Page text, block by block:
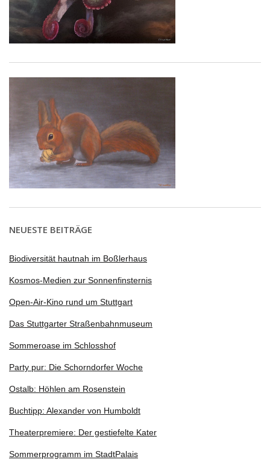
NEUESTE BEITRÄGE
Biodiversität hautnah im Boßlerhaus
Kosmos-Medien zur Sonnenfinsternis
Open-Air-Kino rund um Stuttgart
Das Stuttgarter Straßenbahnmuseum
Sommeroase im Schlosshof
Party pur: Die Schorndorfer Woche
Ostalb: Höhlen am Rosenstein
Buchtipp: Alexander von Humboldt
Theaterpremiere: Der gestiefelte Kater
Sommerprogramm im StadtPalais